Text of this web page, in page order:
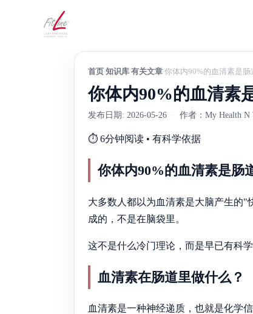
首页 知识库 有关文章 你体内90%的血清素是
你体内90%的血清素
发布日期: 2026-05-26 · 作者：My Health N
⏱️ 6分钟阅读 • 有科学依据
你体内90%的血清素是
大多数人都以为血清素是大脑产生的"
成的，不是在脑袋里。
这不是什么冷门理论，而是早已有科
血清素在肠道里做什么？
血清素是一种神经递质，也就是化学